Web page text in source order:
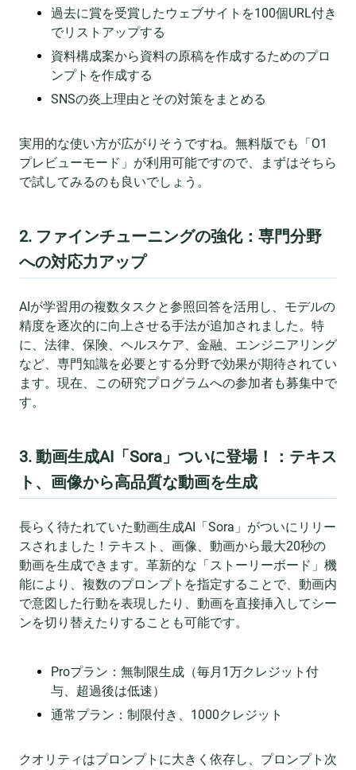
過去に賞を受賞したウェブサイトを100個URL付き
でリストアップする
資料構成案から資料の原稿を作成するためのプロ
ンプトを作成する
SNSの炎上理由とその対策をまとめる
実用的な使い方が広がりそうですね。無料版でも「O1
プレビューモード」が利用可能ですので、まずはそちら
で試してみるのも良いでしょう。
2. ファインチューニングの強化：専門分野
への対応力アップ
AIが学習用の複数タスクと参照回答を活用し、モデルの
精度を逐次的に向上させる手法が追加されました。特
に、法律、保険、ヘルスケア、金融、エンジニアリング
など、専門知識を必要とする分野で効果が期待されてい
ます。現在、この研究プログラムへの参加者も募集中で
す。
3. 動画生成AI「Sora」ついに登場！：テキス
ト、画像から高品質な動画を生成
長らく待たれていた動画生成AI「Sora」がついにリリー
スされました！テキスト、画像、動画から最大20秒の
動画を生成できます。革新的な「ストーリーボード」機
能により、複数のプロンプトを指定することで、動画内
で意図した行動を表現したり、動画を直接挿入してシー
ンを切り替えたりすることも可能です。
Proプラン：無制限生成（毎月1万クレジット付
与、超過後は低速）
通常プラン：制限付き、1000クレジット
クオリティはプロンプトに大きく依存し、プロンプト次